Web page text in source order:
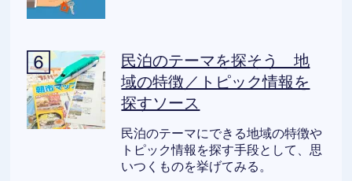
民泊のテーマを探そう 地
域の特徴／トピック情報を
探すソース
民泊のテーマにできる地域の特徴や
トピック情報を探す手段として、思
いつくものを挙げてみる。